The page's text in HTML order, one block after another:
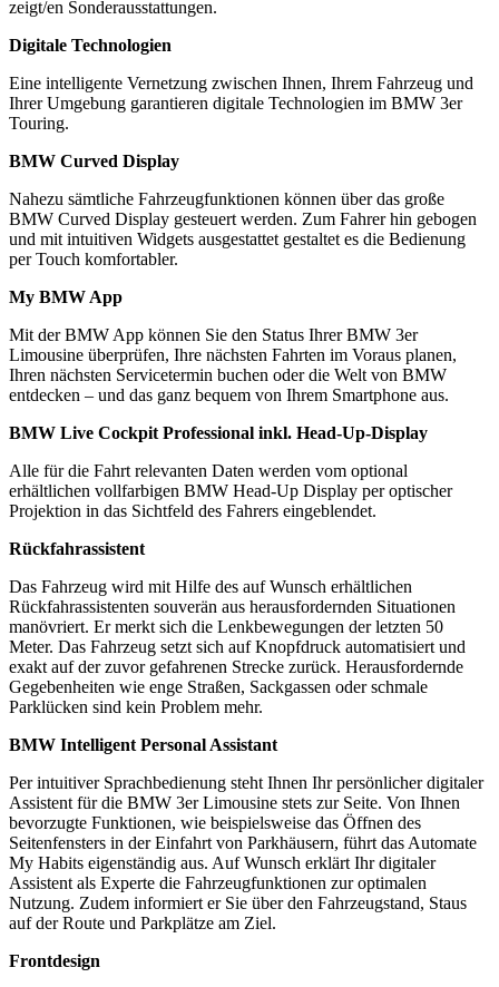
zeigt/en Sonderausstattungen.
Digitale Technologien
Eine intelligente Vernetzung zwischen Ihnen, Ihrem Fahrzeug und
Ihrer Umgebung garantieren digitale Technologien im BMW 3er
Touring.
BMW Curved Display
Nahezu sämtliche Fahrzeugfunktionen können über das große
BMW Curved Display gesteuert werden. Zum Fahrer hin gebogen
und mit intuitiven Widgets ausgestattet gestaltet es die Bedienung
per Touch komfortabler.
My BMW App
Mit der BMW App können Sie den Status Ihrer BMW 3er
Limousine überprüfen, Ihre nächsten Fahrten im Voraus planen,
Ihren nächsten Servicetermin buchen oder die Welt von BMW
entdecken – und das ganz bequem von Ihrem Smartphone aus.
BMW Live Cockpit Professional inkl. Head-Up-Display
Alle für die Fahrt relevanten Daten werden vom optional
erhältlichen vollfarbigen BMW Head-Up Display per optischer
Projektion in das Sichtfeld des Fahrers eingeblendet.
Rückfahrassistent
Das Fahrzeug wird mit Hilfe des auf Wunsch erhältlichen
Rückfahrassistenten souverän aus herausfordernden Situationen
manövriert. Er merkt sich die Lenkbewegungen der letzten 50
Meter. Das Fahrzeug setzt sich auf Knopfdruck automatisiert und
exakt auf der zuvor gefahrenen Strecke zurück. Herausfordernde
Gegebenheiten wie enge Straßen, Sackgassen oder schmale
Parklücken sind kein Problem mehr.
BMW Intelligent Personal Assistant
Per intuitiver Sprachbedienung steht Ihnen Ihr persönlicher digitaler
Assistent für die BMW 3er Limousine stets zur Seite. Von Ihnen
bevorzugte Funktionen, wie beispielsweise das Öffnen des
Seitenfensters in der Einfahrt von Parkhäusern, führt das Automate
My Habits eigenständig aus. Auf Wunsch erklärt Ihr digitaler
Assistent als Experte die Fahrzeugfunktionen zur optimalen
Nutzung. Zudem informiert er Sie über den Fahrzeugstand, Staus
auf der Route und Parkplätze am Ziel.
Frontdesign